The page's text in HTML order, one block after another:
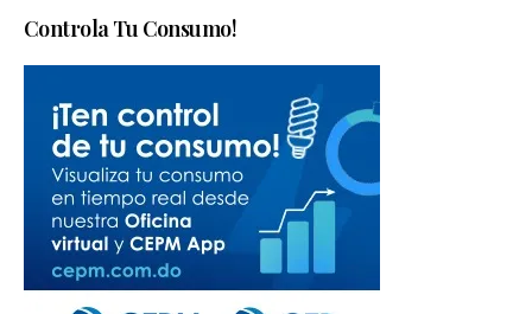
Controla Tu Consumo!